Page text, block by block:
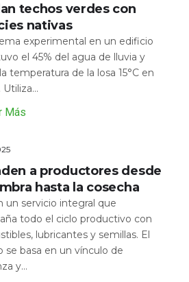
techos verdes con
nativas
experimental en un edificio
el 45% del agua de lluvia y
temperatura de la losa 15°C en
Más
a productores desde
hasta la cosecha
un servicio integral que
todo el ciclo productivo con
lubricantes y semillas. El
se basa en un vínculo de
y...